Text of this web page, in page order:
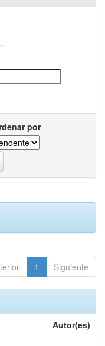
por
1 Siguiente
Autor(es)